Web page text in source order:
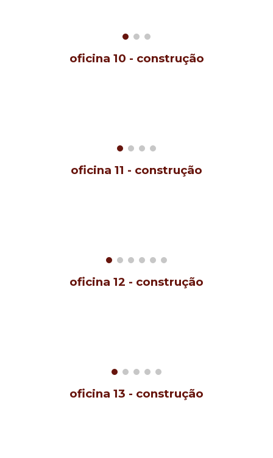
oficina 10 - construção
oficina 11 - construção
oficina 12 - construção
oficina 13 - construção